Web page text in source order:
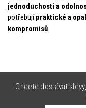
jednoduchosti a
potřebujípraktické a
kompromisů.
Chcete dostávat